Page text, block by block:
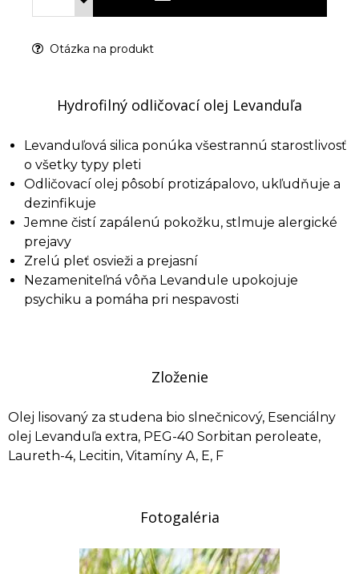
Otázka na produkt
Hydrofilný odličovací olej Levanduľa
Levanduľová silica ponúka všestrannú starostlivosť
o všetky typy pleti
Odličovací olej pôsobí protizápalovo, ukľudňuje a
dezinfikuje
Jemne čistí zapálenú pokožku, stlmuje alergické
prejavy
Zrelú pleť osvieži a prejasní
Nezameniteľná vôňa Levandule upokojuje
psychiku a pomáha pri nespavosti
Zloženie
Olej lisovaný za studena bio slnečnicový, Esenciálny
olej Levanduľa extra, PEG-40 Sorbitan peroleate,
Laureth-4, Lecitin, Vitamíny A, E, F
Fotogaléria